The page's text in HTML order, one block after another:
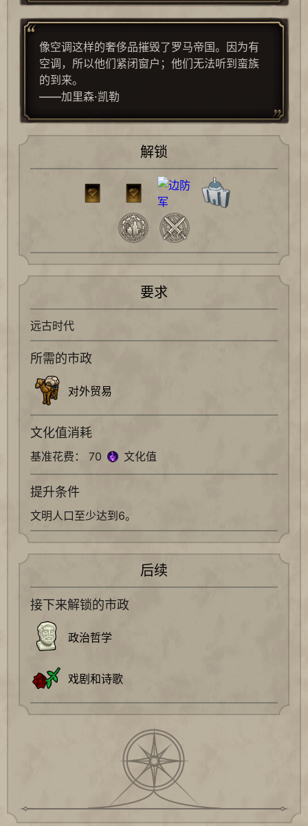
像空调这样的奢侈品摧毁了罗马帝国。因为有
空调，所以他们紧闭窗户；他们无法听到蛮族
的到来。
——加里森·凯勒
解锁
要求
远古时代
所需的市政
对外贸易
文化值消耗
基准花费： 70 文化值
提升条件
文明人口至少达到6。
后续
接下来解锁的市政
政治哲学
戏剧和诗歌